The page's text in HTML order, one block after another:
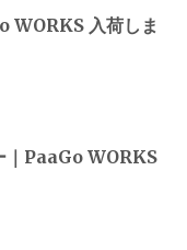
WORKS 入荷しま
｜PaaGo WORKS